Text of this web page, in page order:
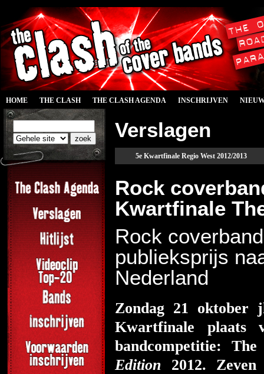
HOME THE CLASH THE CLASH AGENDA INSCHRIJVEN
Verslagen
5e Kwartfinale Regio West 2012/2013
Rock
Kwartfinale
Rock
publieksprijs
Nederland
Zondag 21 oktober
Kwartfinale plaats
bandcompetitie:
Edition 2012.